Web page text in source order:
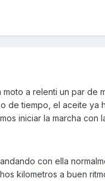
a relenti un par de
de tiempo, el aceite ya
iniciar la marcha con
con ella
kilometros a buen